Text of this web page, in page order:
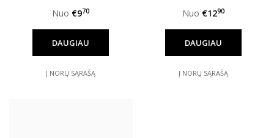
Nuo €970
DAUGIAU
Į NORŲ SĄRAŠĄ
Nuo €1290
DAUGIAU
Į NORŲ SĄRAŠĄ